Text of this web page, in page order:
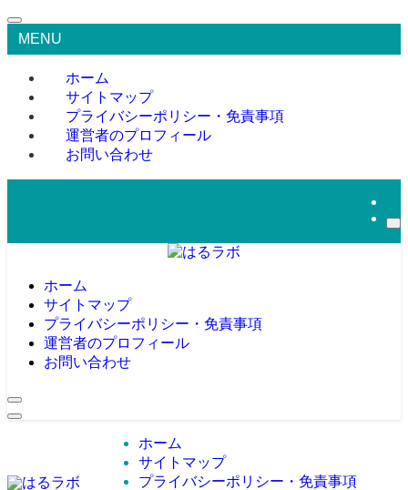
MENU
ホーム
サイトマップ
プライバシーポリシー・免責事項
運営者のプロフィール
お問い合わせ
ホーム
サイトマップ
プライバシーポリシー・免責事項
運営者のプロフィール
お問い合わせ
ホーム
サイトマップ
プライバシーポリシー・免責事項